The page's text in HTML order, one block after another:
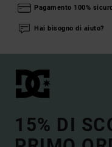
Pagamento 100%
Hai bisogno di aiuto?
15% DI